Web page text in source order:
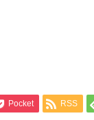
Pocket RSS